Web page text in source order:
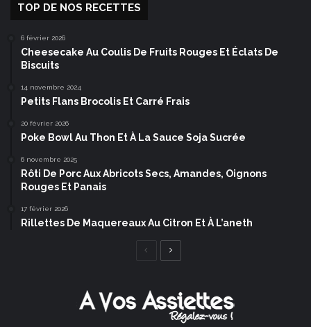
TOP DE NOS RECETTES
6 février 2026
Cheesecake Au Coulis De Fruits Rouges Et Éclats De
Biscuits
14 novembre 2024
Petits Flans Brocolis Et Carré Frais
20 février 2026
Poke Bowl Au Thon Et À La Sauce Soja Sucrée
6 novembre 2025
Rôti De Porc Aux Abricots Secs, Amandes, Oignons
Rouges Et Panais
17 février 2026
Rillettes De Maquereaux Au Citron Et À L’aneth
Page